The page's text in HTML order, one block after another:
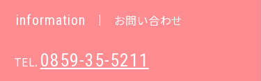
information お問い合わせ
TEL. 0859-35-5211